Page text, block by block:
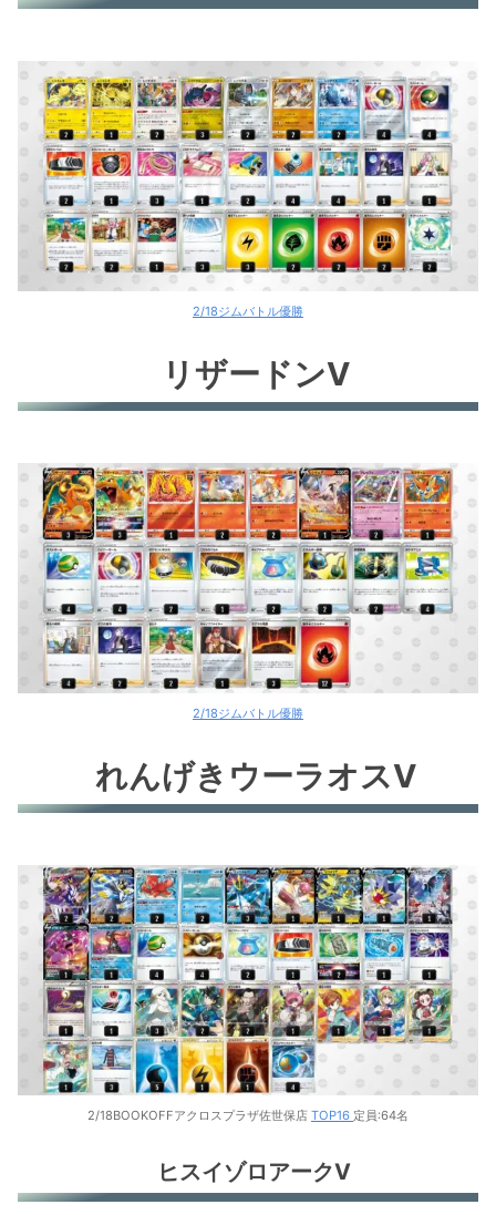
2/18ジムバトル優勝
リザードンV
2/18ジムバトル優勝
れんげきウーラオスV
2/18BOOKOFFアクロスプラザ佐世保店 TOP16 定員:64名
ヒスイゾロアークV